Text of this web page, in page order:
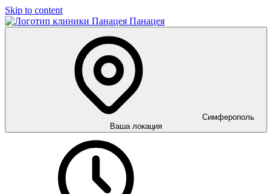
Skip to content
Панацея
Симферополь
Ваша локация